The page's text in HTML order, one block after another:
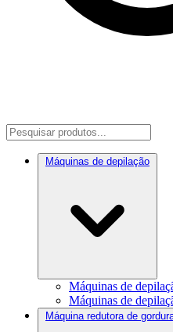
Máquinas de depilação
Máquinas de
Máquinas de
Máquina redutora de